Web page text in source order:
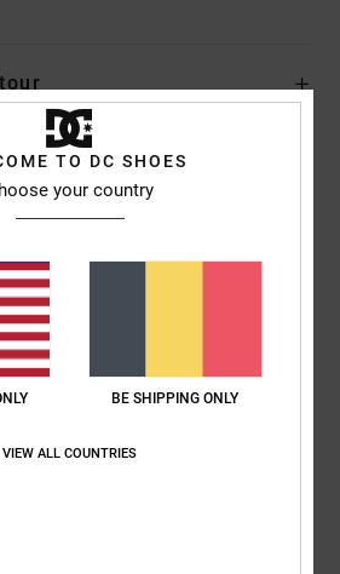
score
5.0
TO DC SHOES
your country
BE SHIPPING ONLY
VIEW ALL COUNTRIES